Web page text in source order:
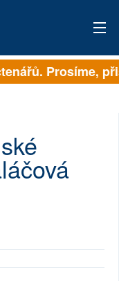
Prosíme,